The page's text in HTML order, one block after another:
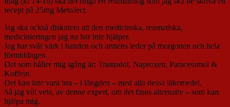
recept på 25mg MetoJect.
Jag ska också diskutera att den medicinska, reumatiska,
medicinieringen jag nu har inte hjälper.
Jag har svår värk i handen och armens leder på morgonen och hela
förmiddagen.
Det som håller mig igång är; Tramadol, Naproxen, Paracetamol &
Koffein.
Det kan inte vara bra – i längden – med alla dessa läkemedel.
Så jag vill veta, av denne expert, om det finns alternativ – som kan
hjälpa mig.